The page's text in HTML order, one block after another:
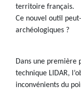
territoire français.
Ce nouvel outil
archéologiques ?
Dans une première
technique LIDAR,
inconvénients du